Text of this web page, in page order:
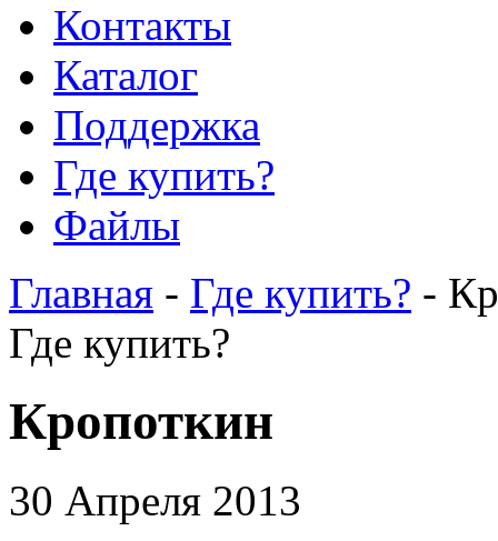
Контакты
Каталог
Поддержка
Где купить?
Файлы
Главная - Где купить? -
Где купить?
Кропоткин
30 Апреля 2013